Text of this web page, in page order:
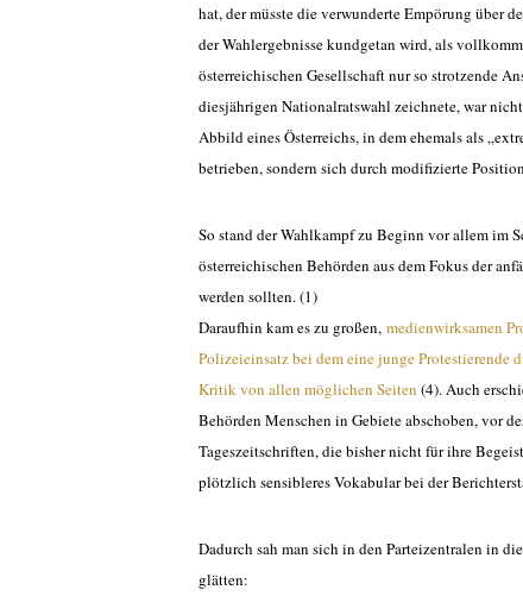
hat, der müsste die verwunderte Empörung über
der Wahlergebnisse kundgetan wird, als
österreichischen Gesellschaft nur so strotzende
diesjährigen Nationalratswahl zeichnete, war
Abbild eines Österreichs, in dem ehemals als
betrieben, sondern sich durch modifizierte
So stand der Wahlkampf zu Beginn vor allem im
österreichischen Behörden aus dem Fokus der
werden sollten. (1)
Daraufhin kam es zu großen, medienwirksamen
Polizeieinsatz bei dem eine junge Protestierende
Kritik von allen möglichen Seiten (4). Auch
Behörden Menschen in Gebiete abschoben, vor
Tageszeitschriften, die bisher nicht für ihre
plötzlich sensibleres Vokabular bei der
Dadurch sah man sich in den Parteizentralen in
glätten: